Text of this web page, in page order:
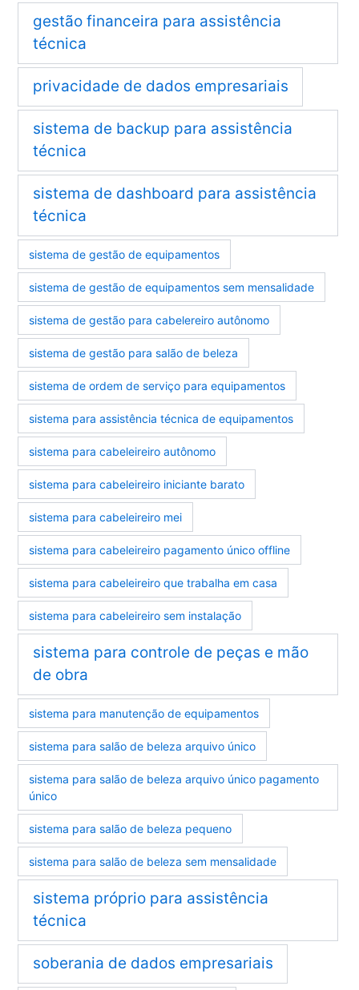
gestão financeira para assistência
técnica
privacidade de dados empresariais
sistema de backup para assistência
técnica
sistema de dashboard para assistência
técnica
sistema de gestão de equipamentos
sistema de gestão de equipamentos sem mensalidade
sistema de gestão para cabelereiro autônomo
sistema de gestão para salão de beleza
sistema de ordem de serviço para equipamentos
sistema para assistência técnica de equipamentos
sistema para cabeleireiro autônomo
sistema para cabeleireiro iniciante barato
sistema para cabeleireiro mei
sistema para cabeleireiro pagamento único offline
sistema para cabeleireiro que trabalha em casa
sistema para cabeleireiro sem instalação
sistema para controle de peças e mão
de obra
sistema para manutenção de equipamentos
sistema para salão de beleza arquivo único
sistema para salão de beleza arquivo único pagamento
único
sistema para salão de beleza pequeno
sistema para salão de beleza sem mensalidade
sistema próprio para assistência
técnica
soberania de dados empresariais